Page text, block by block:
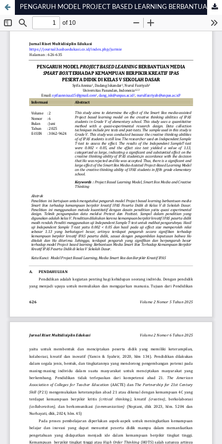
PENGARUH MODEL PROJECT BASED LEARNING BERBANTUAN MEDIA SMART BOX TERHADAP KEMAMPUAN BERPIKIR KREATIF IPAS PESERTA DIDIK DI KELAS V SEKOLAH DASAR